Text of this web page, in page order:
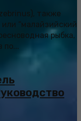
также
“малайзийский
рыбка,
по...